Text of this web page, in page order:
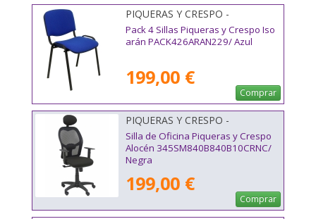
PIQUERAS Y CRESPO -
PACK426ARAN229
Pack 4 Sillas Piqueras y Crespo Iso
arán PACK426ARAN229/ Azul
199,00 €
Comprar
PIQUERAS Y CRESPO -
345SM840B840B10CRNC
Silla de Oficina Piqueras y Crespo
Alocén 345SM840B840B10CRNC/
Negra
199,00 €
Comprar